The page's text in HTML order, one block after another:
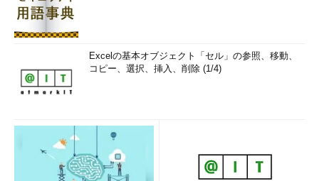
Excelの基本オブジェクト「セル」の参照、移動、
コピー、選択、挿入、削除 (1/4)